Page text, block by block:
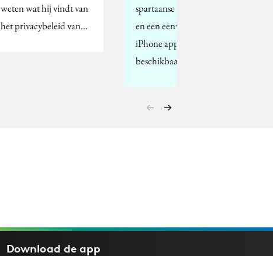
weten wat hij vindt van
het privacybeleid van…
spartaanse Android app
en een eenvoudige
iPhone app
beschikbaar.
Download deapp